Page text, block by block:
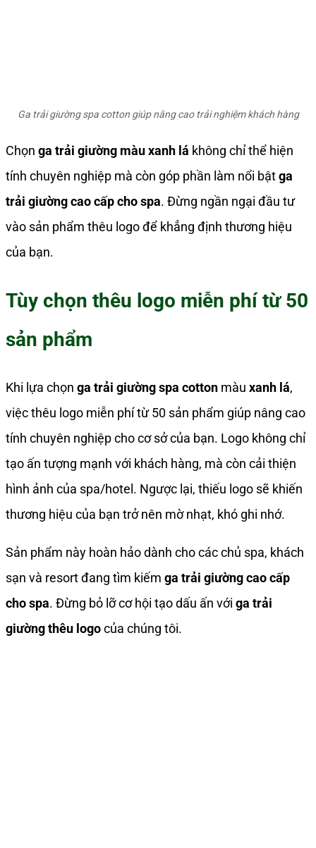
Ga trải giường spa cotton giúp nâng cao trải nghiệm khách hàng
Chọn ga trải giường màu xanh lá không chỉ thể hiện
tính chuyên nghiệp mà còn góp phần làm nổi bậtga
trải giường cao cấp cho spa. Đừng ngần ngại đầu tư
vào sản phẩm thêu logo để khẳng định thương hiệu
của bạn.
Tùy chọn thêu logo miễn phí từ 50
sản phẩm
Khi lựa chọn ga trải giường spa cotton màu xanh lá,
việc thêu logo miễn phí từ 50 sản phẩm giúp nâng cao
tính chuyên nghiệp cho cơ sở của bạn. Logo không chỉ
tạo ấn tượng mạnh với khách hàng, mà còn cải thiện
hình ảnh của spa/hotel. Ngược lại, thiếu logo sẽ khiến
thương hiệu của bạn trở nên mờ nhạt, khó ghi nhớ.
Sản phẩm này hoàn hảo dành cho các chủ spa, khách
sạn và resort đang tìm kiếm ga trải giường cao cấp
cho spa. Đừng bỏ lỡ cơ hội tạo dấu ấn với ga trải
giường thêu logocủa chúng tôi.